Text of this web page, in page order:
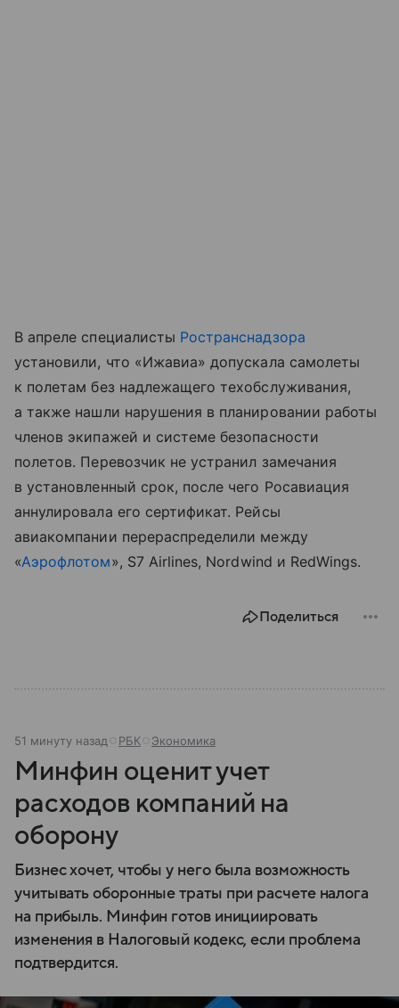
В апреле специалисты Ространснадзора
установили, что «Ижавиа» допускала самолеты
к полетам без надлежащего техобслуживания,
а также нашли нарушения в планировании работы
членов экипажей и системе безопасности
полетов. Перевозчик не устранил замечания
в установленный срок, после чего Росавиация
аннулировала его сертификат. Рейсы
авиакомпании перераспределили между
«Аэрофлотом», S7 Airlines, Nordwind и RedWings.
Поделиться
51 минуту назад РБК Экономика
Минфин оценит учет
расходов компаний на
оборону
Бизнес хочет, чтобы у него была возможность
учитывать оборонные траты при расчете налога
на прибыль. Минфин готов инициировать
изменения в Налоговый кодекс, если проблема
подтвердится.